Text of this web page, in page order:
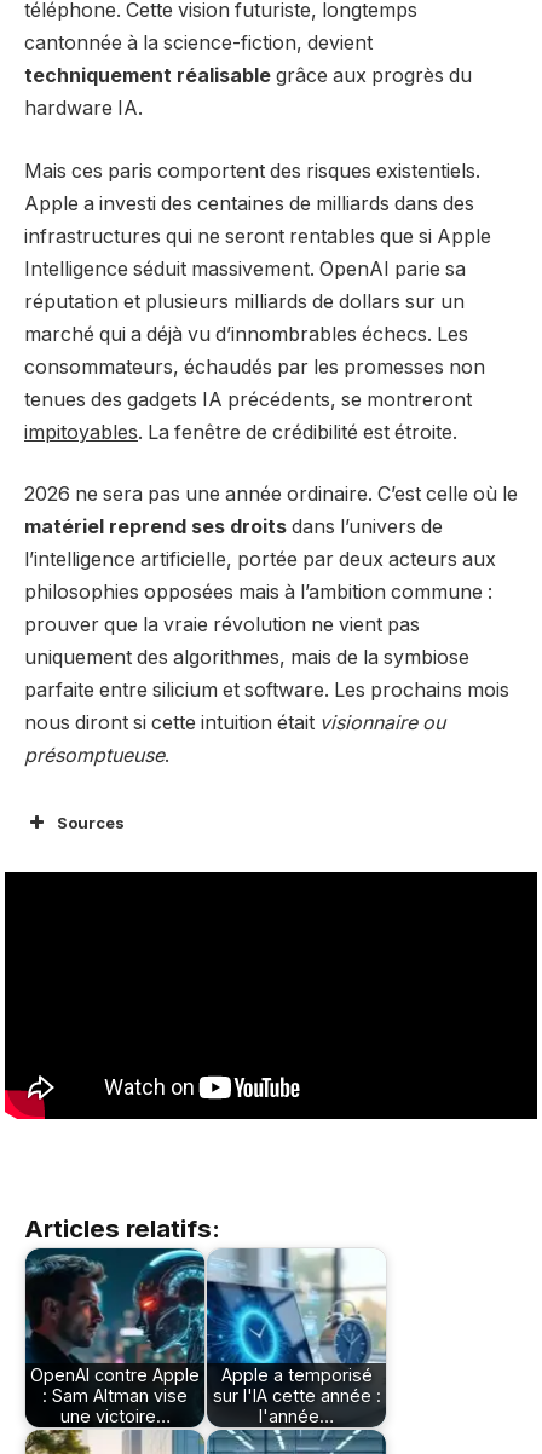
téléphone. Cette vision futuriste, longtemps
cantonnée à la science-fiction, devient
techniquement réalisable grâce aux progrès du
hardware IA.
Mais ces paris comportent des risques existentiels.
Apple a investi des centaines de milliards dans des
infrastructures qui ne seront rentables que si Apple
Intelligence séduit massivement. OpenAI parie sa
réputation et plusieurs milliards de dollars sur un
marché qui a déjà vu d’innombrables échecs. Les
consommateurs, échaudés par les promesses non
tenues des gadgets IA précédents, se montreront
impitoyables. La fenêtre de crédibilité est étroite.
2026 ne sera pas une année ordinaire. C’est celle où le
matériel reprend ses droits dans l’univers de
l’intelligence artificielle, portée par deux acteurs aux
philosophies opposées mais à l’ambition commune :
prouver que la vraie révolution ne vient pas
uniquement des algorithmes, mais de la symbiose
parfaite entre silicium et software. Les prochains mois
nous diront si cette intuition était visionnaire ou
présomptueuse.
Sources
Articles relatifs:
OpenAI contre Apple
: Sam Altman vise
une victoire…
Apple a temporisé
sur l'IA cette année :
l'année…